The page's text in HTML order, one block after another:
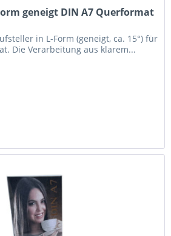
geneigt DIN A7 Querformat
in L-Form (geneigt, ca. 15°) für
Die Verarbeitung aus klarem...